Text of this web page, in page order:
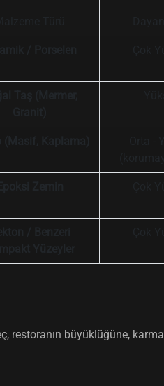
restoranın büyüklüğüne,